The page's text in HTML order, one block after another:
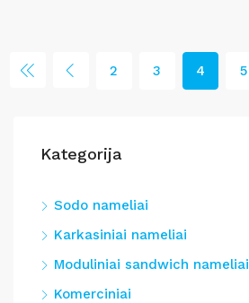
2 3 4 5
Kategorija
Sodo nameliai
Karkasiniai nameliai
Moduliniai sandwich nameliai
Komerciniai